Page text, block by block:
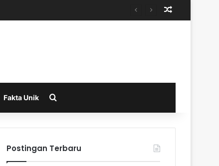
Fakta Unik
Postingan Terbaru